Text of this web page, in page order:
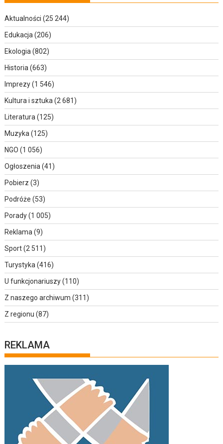
Aktualności (25 244)
Edukacja (206)
Ekologia (802)
Historia (663)
Imprezy(1 546)
Kultura i sztuka (2 681)
Literatura (125)
Muzyka (125)
NGO (1 056)
Ogłoszenia (41)
Pobierz (3)
Podróże (53)
Porady(1 005)
Reklama (9)
Sport(2 511)
Turystyka (416)
U funkcjonariuszy(110)
Z naszego archiwum (311)
Z regionu (87)
REKLAMA